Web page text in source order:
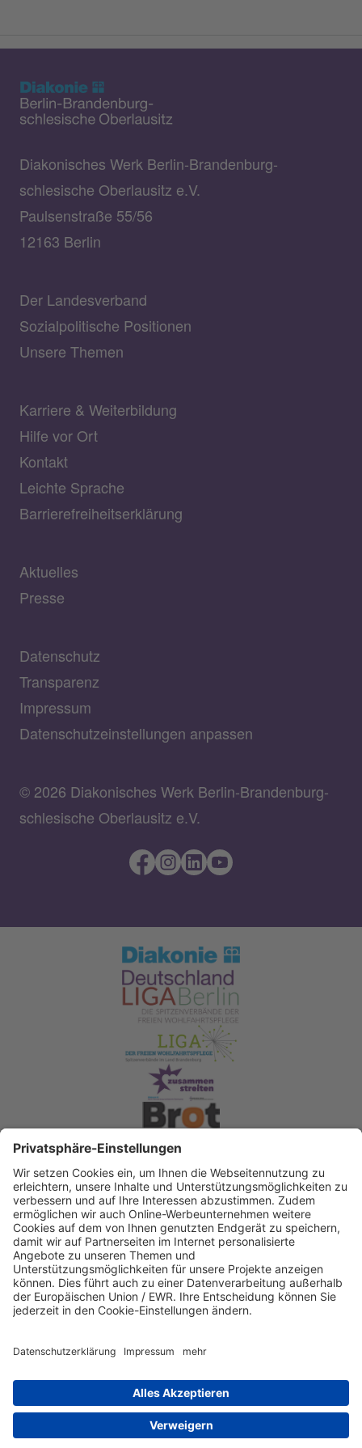
Diakonisches Werk Berlin-Brandenburg-
schlesische Oberlausitz e.V.
Paulsenstraße 55/56
12163 Berlin
Der Landesverband
Sozialpolitische Positionen
Unsere Themen
Karriere & Weiterbildung
Hilfe vor Ort
Kontakt
Leichte Sprache
Barrierefreiheitserklärung
Aktuelles
Presse
Datenschutz
Transparenz
Impressum
Datenschutzeinstellungen anpassen
© 2026 Diakonisches Werk Berlin-Brandenburg-
schlesische Oberlausitz e.V.
Spendenkonto Diakonisches Werk Berlin-
Brandenburg-schlesische Oberlausitz e.V
Bank für Sozialwirtschaft
IBAN: DE22 3702 0500 0003 2019 00
IBAN kopieren
Direkt Online spenden